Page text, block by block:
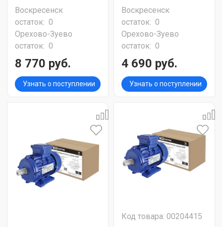
Воскресенск
остаток: 0
Орехово-Зуево
остаток: 0
8 770 руб.
Узнать о поступлении
Воскресенск
остаток: 0
Орехово-Зуево
остаток: 0
4 690 руб.
Узнать о поступлении
Код товара: 00204415